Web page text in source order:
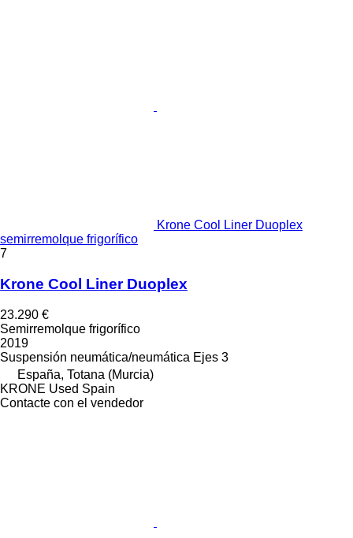
Krone Cool Liner Duoplex
semirremolque frigorífico
7
Krone Cool Liner Duoplex
23.290 €
Semirremolque frigorífico
2019
Suspensión neumática/neumática Ejes 3
España, Totana (Murcia)
KRONE Used Spain
Contacte con el vendedor